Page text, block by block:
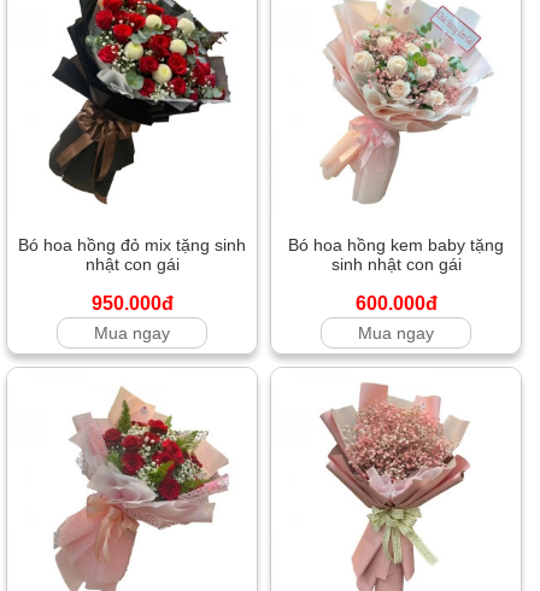
Bó hoa hồng đỏ mix tặng sinh
nhật con gái
950.000đ
Mua ngay
Bó hoa hồng kem baby tặng
sinh nhật con gái
600.000đ
Mua ngay